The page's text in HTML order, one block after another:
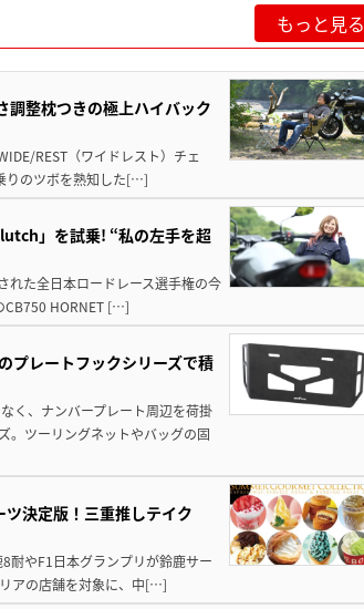
もっと見る
調整枕つきの極上ハイバック
REST（ワイドレスト）チェ
りのツボを熟知した[…]
」を試乗! “私の左手を超
れた全日本ロードレース選手権の今
CB750 HORNET […]
プレートフックシリーズで積
く、ナンバープレート周辺を荷掛
。ツーリングネットやバッグの固
ツ決定版！三重推しテイク
耐やF1日本グランプリが鈴鹿サー
アの店舗を対象に、中[…]